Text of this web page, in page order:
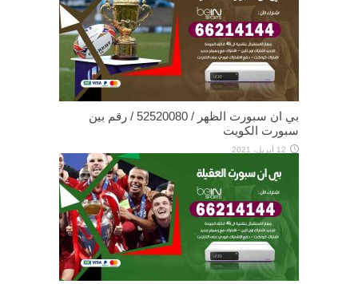
بي ان سبورت الظهر / 52520080 / رقم بين
سبورت الكويت
12 أبريل، 2021